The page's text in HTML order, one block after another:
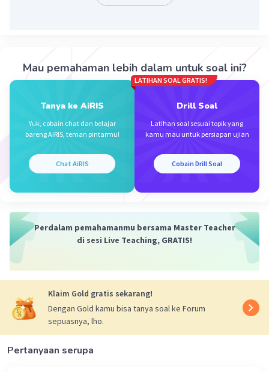
----------- -
a = 3
tahap substitusi
2.3+b = 1
6+b = 1
a+2b
=3 + 2.(-5)
Beri Rating ·0.0(0) Balas
Nanda R
Mau pemahaman lebih dalam untuk soal ini?
Tanya ke AiRIS
Yuk, cobain chat dan belajar
bareng AiRIS, teman pintarmu!
Chat AiRIS
LATIHAN SOAL GRATIS!
Drill Soal
Latihan soal sesuai topik yang
kamu mau untuk persiapan ujian
Cobain Drill Soal
Perdalam pemahamanmu bersama Master Teacher
di sesi Live Teaching, GRATIS!
Klaim Gold gratis sekarang!
Dengan Gold kamu bisa tanya soal ke Forum
sepuasnya, lho.
Pertanyaan serupa